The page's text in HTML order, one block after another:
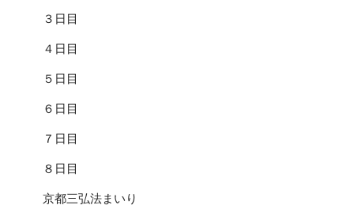
３日目
４日目
５日目
６日目
７日目
８日目
京都三弘法まいり